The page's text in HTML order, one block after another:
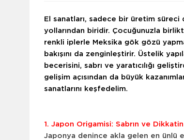
El sanatları, sadece bir üretim süreci
yollarından biridir. Çocuğunuzla
renkli iplerle Meksika gök gözü
bakışını da zenginleştirir. Üstelik
becerisini, sabrı ve yaratıcılığı
gelişim açısından da büyük
sanatlarını keşfedelim.
1. Japon Origamisi: Sabrın ve Dikkatin
Japonya denince akla gelen en ünlü